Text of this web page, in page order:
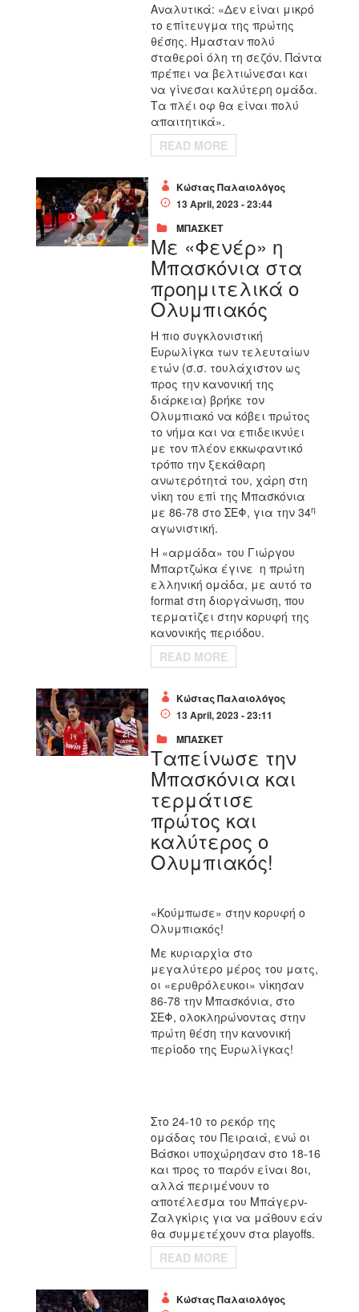
Αναλυτικά: «Δεν είναι μικρό
το επίτευγμα της πρώτης
θέσης. Ήμασταν πολύ
σταθεροί όλη τη σεζόν. Πάντα
πρέπει να βελτιώνεσαι και
να γίνεσαι καλύτερη ομάδα.
Τα πλέι οφ θα είναι πολύ
απαιτητικά».
READ MORE
Κώστας Παλαιολόγος
13 April, 2023 - 23:44
ΜΠΑΣΚΕΤ
Με «Φενέρ» η
Μπασκόνια στα
προημιτελικά ο
Ολυμπιακός
Η πιο συγκλονιστική
Ευρωλίγκα των τελευταίων
ετών (σ.σ. τουλάχιστον ως
προς την κανονική της
διάρκεια) βρήκε τον
Ολυμπιακό να κόβει πρώτος
το νήμα και να επιδεικνύει
με τον πλέον εκκωφαντικό
τρόπο την ξεκάθαρη
ανωτερότητά του, χάρη στη
νίκη του επί της Μπασκόνια
με 86-78 στο ΣΕΦ, για την 34η
αγωνιστική.
Η «αρμάδα» του Γιώργου
Μπαρτζώκα έγινε η πρώτη
ελληνική ομάδα, με αυτό το
format στη διοργάνωση, που
τερματίζει στην κορυφή της
κανονικής περιόδου.
READ MORE
Κώστας Παλαιολόγος
13 April, 2023 - 23:11
ΜΠΑΣΚΕΤ
Ταπείνωσε την
Μπασκόνια και
τερμάτισε
πρώτος και
καλύτερος ο
Ολυμπιακός!
«Κούμπωσε» στην κορυφή ο
Ολυμπιακός!
Με κυριαρχία στο
μεγαλύτερο μέρος του ματς,
οι «ερυθρόλευκοι» νίκησαν
86-78 την Μπασκόνια, στο
ΣΕΦ, ολοκληρώνοντας στην
πρώτη θέση την κανονική
περίοδο της Ευρωλίγκας!
Στο 24-10 το ρεκόρ της
ομάδας του Πειραιά, ενώ οι
Βάσκοι υποχώρησαν στο 18-16
και προς το παρόν είναι 8οι,
αλλά περιμένουν το
αποτέλεσμα του Μπάγερν-
Ζαλγκίρις για να μάθουν εάν
θα συμμετέχουν στα playoffs.
READ MORE
Κώστας Παλαιολόγος